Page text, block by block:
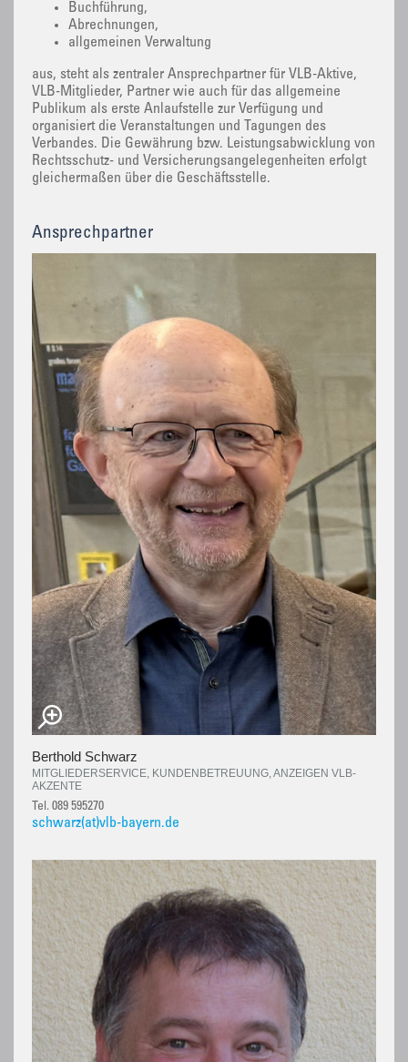
Buchführung,
Abrechnungen,
allgemeinen Verwaltung
aus, steht als zentraler Ansprechpartner für VLB-Aktive,
VLB-Mitglieder, Partner wie auch für das allgemeine
Publikum als erste Anlaufstelle zur Verfügung und
organisiert die Veranstaltungen und Tagungen des
Verbandes. Die Gewährung bzw. Leistungsabwicklung von
Rechtsschutz- und Versicherungsangelegenheiten erfolgt
gleichermaßen über die Geschäftsstelle.
Ansprechpartner
Berthold Schwarz
MITGLIEDERSERVICE, KUNDENBETREUUNG, ANZEIGEN VLB-
AKZENTE
Tel. 089 595270
schwarz(at)vlb-bayern.de